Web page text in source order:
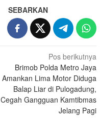
SEBARKAN
Pos berikutnya
Brimob Polda Metro Jaya
Amankan Lima Motor Diduga
Balap Liar di Pulogadung,
Cegah Gangguan Kamtibmas
Jelang Pagi